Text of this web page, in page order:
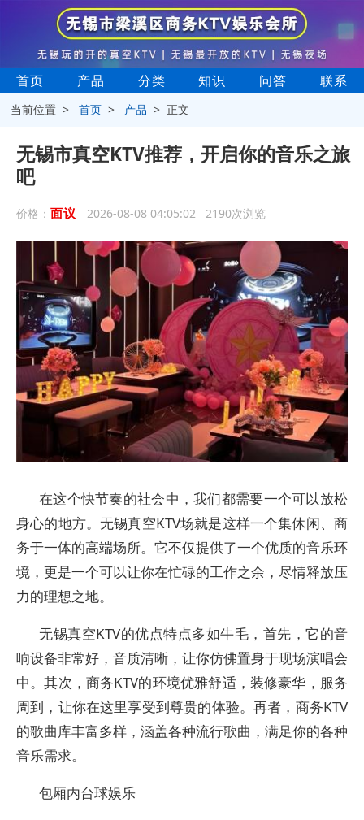
首页 产品 分类 知识 问答 联系
当前位置 >首页 > 产品 > 正文
无锡市真空KTV推荐，开启你的音乐之旅
吧
价格： 面议 2026-08-08 04:05:02 2190次浏览
在这个快节奏的社会中，我们都需要一个可以放松
身心的地方。无锡真空KTV场就是这样一个集休闲、商
务于一体的高端场所。它不仅提供了一个优质的音乐环
境，更是一个可以让你在忙碌的工作之余，尽情释放压
力的理想之地。
无锡真空KTV的优点特点多如牛毛，首先，它的音
响设备非常好，音质清晰，让你仿佛置身于现场演唱会
中。其次，商务KTV的环境优雅舒适，装修豪华，服务
周到，让你在这里享受到尊贵的体验。再者，商务KTV
的歌曲库丰富多样，涵盖各种流行歌曲，满足你的各种
音乐需求。
包厢内台球娱乐